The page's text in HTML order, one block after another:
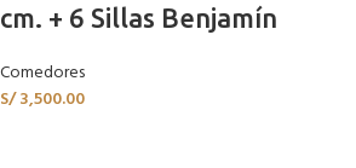
cm. + 6 Sillas Benjamín
Comedores
S/3,500.00